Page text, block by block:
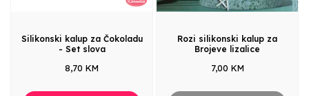
Silikonski kalup za Čokoladu
- Set slova
8,70 KM
Rozi silikonski kalup za
Brojeve lizalice
7,00 KM